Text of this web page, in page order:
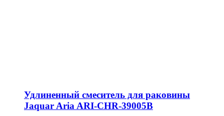
Удлиненный смеситель для раковины
Jaquar Aria ARI-CHR-39005B